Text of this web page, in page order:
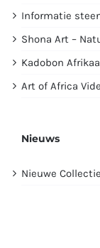
Informatie
Shona Art –
Kadobon
Art of Africa
Nieuws
Nieuwe